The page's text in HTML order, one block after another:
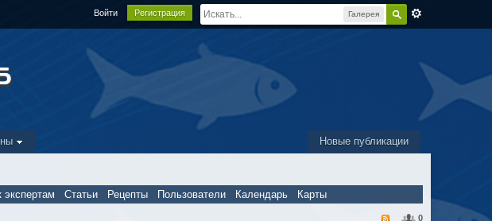
Галерея
Войти Регистрация
Новые публикации
экспертам Статьи Рецепты Пользователи Календарь Карты
0